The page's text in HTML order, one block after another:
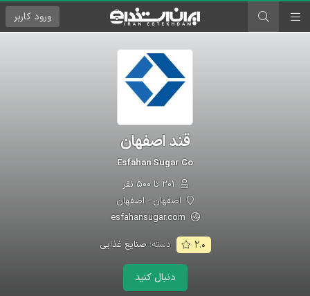
ورود کاربر
قند اصفهان
Esfahan Sugar Co
اصفهان - اصفهان
esfahansugar.com
۲.۰ دسته:صنایع غذایی
دنبال کنید